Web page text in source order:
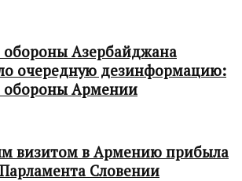
обороны Азербайджана
очередную дезинформацию:
обороны Армении
визитом в Армению прибыла
Словении